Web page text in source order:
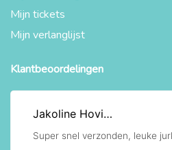
Mijn tickets
Mijn verlanglijst
Klantbeoordelingen